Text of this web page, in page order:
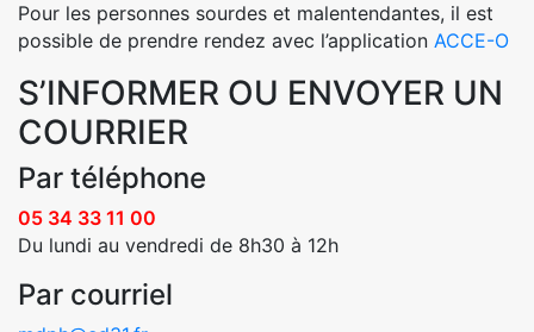
Pour les personnes sourdes et malentendantes, il est
possible de prendre rendez avec l’application ACCE-O
S’INFORMER OU ENVOYER UN
COURRIER
Par téléphone
05 34 33 11 00
Du lundi au vendredi de 8h30 à 12h
Par courriel